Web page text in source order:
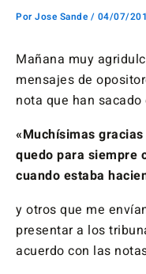
Por Jose Sande / 04/07/
Mañana muy
mensajes de
nota que han
«Muchísimas
quedo para siempre
cuando estaba
y otros que me
presentar a los
acuerdo con las